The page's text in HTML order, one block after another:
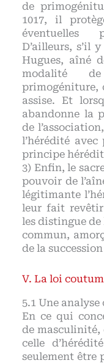
de
1017, il
éventuelles
D’ailleurs, s’il
Hugues, aîné
modalité
primogéniture,
assise. Et
abandonne la
de
l’hérédité
principe
3) Enfin, le
pouvoir de
légitimante
leur fait
les distingue
commun,
de la
La loi
Une
En ce qui
de
celle
seulement être